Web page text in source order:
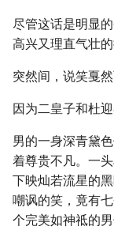
尽管这话是明显
高兴又理直气壮的
突然间，说笑戛
因为二皇子和杜
男的一身深青黛
着尊贵不凡。一
下映灿若流星的
嘲讽的笑，竟有
个完美如神祗的